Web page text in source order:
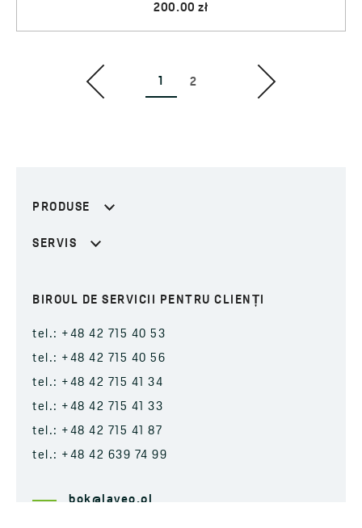
200.00 zł
1 2
PRODUSE
SERVIS
BIROUL DE SERVICII PENTRU CLIENȚI
tel.: +48 42 715 40 53
tel.: +48 42 715 40 56
tel.: +48 42 715 41 34
tel.: +48 42 715 41 33
tel.: +48 42 715 41 87
tel.: +48 42 639 74 99
bok@laveo.pl